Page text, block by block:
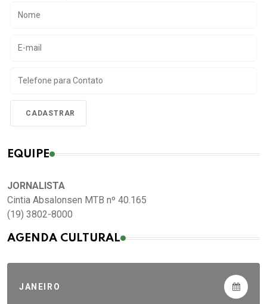
EQUIPE
JORNALISTA
Cintia Absalonsen MTB nº 40.165
(19) 3802-8000
AGENDA CULTURAL
JANEIRO